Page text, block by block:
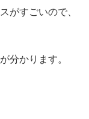
がすごいので、
分かります。